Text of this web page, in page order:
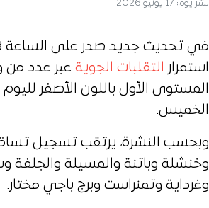
نُشر يوم: 17 يونيو 2026
في تحديث جديد صدر على الساعة 05:53، نبّهت
استمرار التقلبات الجوية عبر عدد من
المستوى الأول باللون الأصفر لليوم
الخميس.
وبحسب النشرة، يرتقب تسجيل
وخنشلة وباتنة والمسيلة والجلفة
وغرداية وتمنراست وبرج باجي مختار.